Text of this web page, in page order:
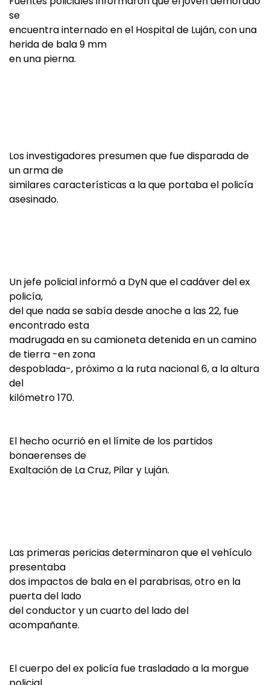
se
encuentra internado en el Hospital de Luján, con una
herida de bala 9 mm
en una pierna.
Los investigadores presumen que fue disparada de
un arma de
similares características a la que portaba el policía
asesinado.
Un jefe policial informó a DyN que el cadáver del ex
policía,
del que nada se sabía desde anoche a las 22, fue
encontrado esta
madrugada en su camioneta detenida en un camino
de tierra -en zona
despoblada-, próximo a la ruta nacional 6, a la altura
del
kilómetro 170.
El hecho ocurrió en el límite de los partidos
bonaerenses de
Exaltación de La Cruz, Pilar y Luján.
Las primeras pericias determinaron que el vehículo
presentaba
dos impactos de bala en el parabrisas, otro en la
puerta del lado
del conductor y un cuarto del lado del
acompañante.
El cuerpo del ex policía fue trasladado a la morgue